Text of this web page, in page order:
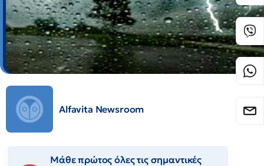
Alfavita Newsroom
Μάθε πρώτος όλες τις σημαντικές